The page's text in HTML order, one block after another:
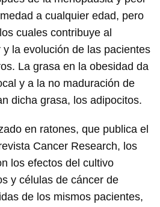
a cualquier edad, pero
cuales contribuye al
la evolución de las pacientes
La grasa en la obesidad da
y a la no maduración de
dicha grasa, los adipocitos.
en ratones, que publica el
Cancer Research, los
los efectos del cultivo
y células de cáncer de
de los mismos pacientes,